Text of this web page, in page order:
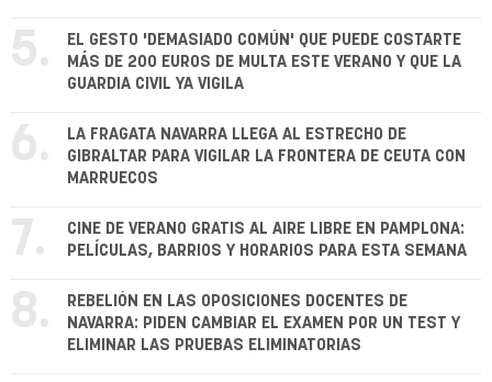
5.
EL GESTO 'DEMASIADO COMÚN' QUE PUEDE COSTARTE
MÁS DE 200 EUROS DE MULTA ESTE VERANO Y QUE LA
GUARDIA CIVIL YA VIGILA
6.
LA FRAGATA NAVARRA LLEGA AL ESTRECHO DE
GIBRALTAR PARA VIGILAR LA FRONTERA DE CEUTA CON
MARRUECOS
7.
CINE DE VERANO GRATIS AL AIRE LIBRE EN PAMPLONA:
PELÍCULAS, BARRIOS Y HORARIOS PARA ESTA SEMANA
8.
REBELIÓN EN LAS OPOSICIONES DOCENTES DE
NAVARRA: PIDEN CAMBIAR EL EXAMEN POR UN TEST Y
ELIMINAR LAS PRUEBAS ELIMINATORIAS